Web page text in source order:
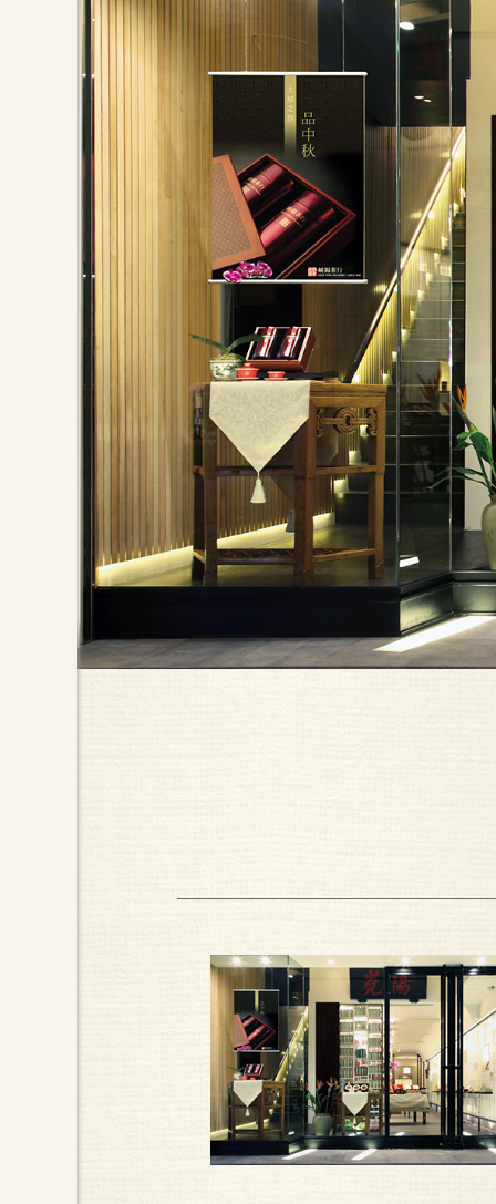
沏定神閒深度品茗氛圍，絕對
嶢陽茶行堅持百年傳承烘焙技藝，
十大，是您送禮的最佳選擇。
一組好茶具，不僅是個人品味
嶢陽茶行與台灣知名陶藝老師合作
求。